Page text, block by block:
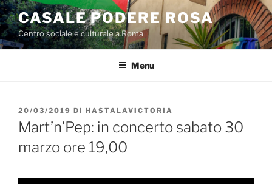
Salta
al
contenuto
CASALE PODERE ROSA
Centro sociale e culturale a Roma
Menu
PUBBLICATO
IL
20/03/2019 DI HASTALAVICTORIA
Mart’n’Pep: in concerto sabato 30
marzo ore 19,00